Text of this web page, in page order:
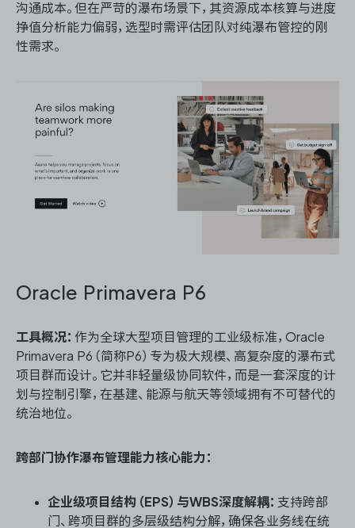
沟通成本。但在严苛的瀑布场景下，其资源成本核算与进度
挣值分析能力偏弱，选型时需评估团队对纯瀑布管控的刚
性需求。
Oracle Primavera P6
工具概况： 作为全球大型项目管理的工业级标准，Oracle
Primavera P6（简称P6）专为极大规模、高复杂度的瀑布式
项目群而设计。它并非轻量级协同软件，而是一套深度的计
划与控制引擎，在基建、能源与航天等领域拥有不可替代的
统治地位。
跨部门协作瀑布管理能力核心能力：
企业级项目结构（EPS）与WBS深度解耦： 支持跨部
门、跨项目群的多层级结构分解，确保各业务线在统